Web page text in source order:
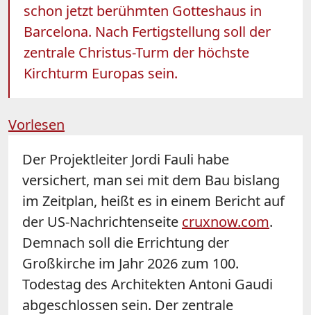
schon jetzt berühmten Gotteshaus in
Barcelona. Nach Fertigstellung soll der
zentrale Christus-Turm der höchste
Kirchturm Europas sein.
Vorlesen
Der Projektleiter Jordi Fauli habe
versichert, man sei mit dem Bau bislang
im Zeitplan, heißt es in einem Bericht auf
der US-Nachrichtenseite cruxnow.com.
Demnach soll die Errichtung der
Großkirche im Jahr 2026 zum 100.
Todestag des Architekten Antoni Gaudi
abgeschlossen sein. Der zentrale